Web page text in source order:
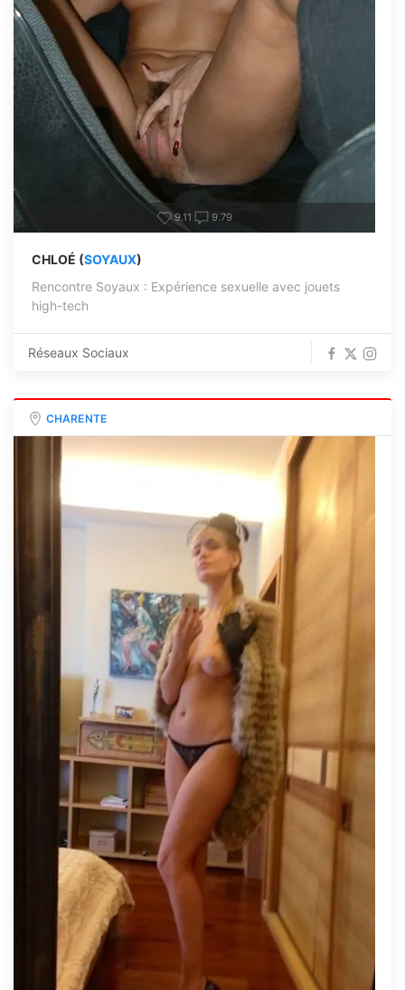
9.11 9.79
CHLOÉ (SOYAUX)
Rencontre Soyaux : Expérience sexuelle avec jouets
high-tech
Réseaux Sociaux
CHARENTE